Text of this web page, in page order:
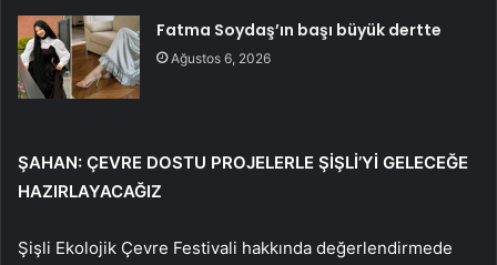
Fatma Soydaş’ın başı büyük dertte
Ağustos 6, 2026
ŞAHAN: ÇEVRE DOSTU PROJELERLE ŞİŞLİ’Yİ GELECEĞE
HAZIRLAYACAĞIZ
Şişli Ekolojik Çevre Festivali hakkında değerlendirmede